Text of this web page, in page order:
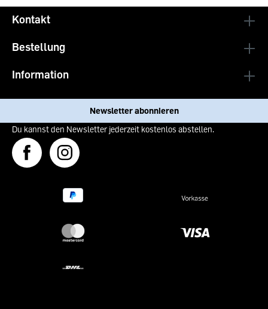
Kontakt
Bestellung
Information
Newsletter abonnieren
Du kannst den Newsletter jederzeit kostenlos abstellen.